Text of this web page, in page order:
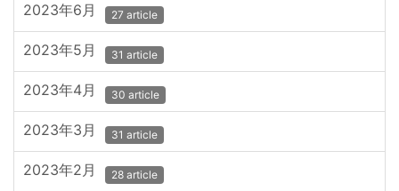
2023年6月 27 article
2023年5月 31 article
2023年4月 30 article
2023年3月 31 article
2023年2月 28 article